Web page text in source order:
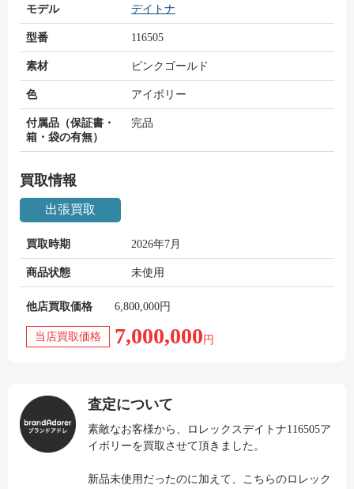
モデル デイトナ
型番 116505
素材 ピンクゴールド
色 アイボリー
付属品（保証書・
箱・袋の有無）
完品
買取情報
出張買取
買取時期 2026年7月
商品状態 未使用
他店買取価格 6,800,000円
当店買取価格 7,000,000 円
査定について
素敵なお客様から、ロレックスデイトナ116505ア
イボリーを買取させて頂きました。
新品未使用だったのに加えて、こちらのロレック